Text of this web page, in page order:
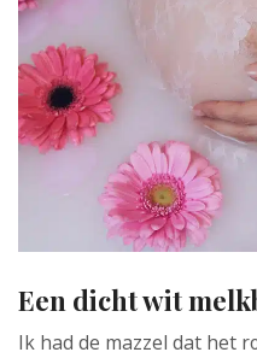
Een dicht wit
Ik had de mazzel dat het